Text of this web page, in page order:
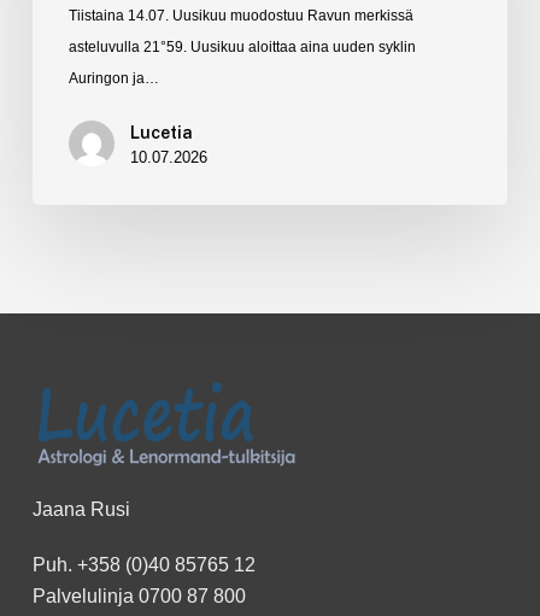
ohita
tunteitasi?
Tiistaina 14.07. Uusikuu muodostuu Ravun merkissä
asteluvulla 21°59. Uusikuu aloittaa aina uuden syklin
Auringon ja…
Lucetia
10.07.2026
Jaana Rusi
Puh. +358 (0)40 85765 12
Palvelulinja 0700 87 800